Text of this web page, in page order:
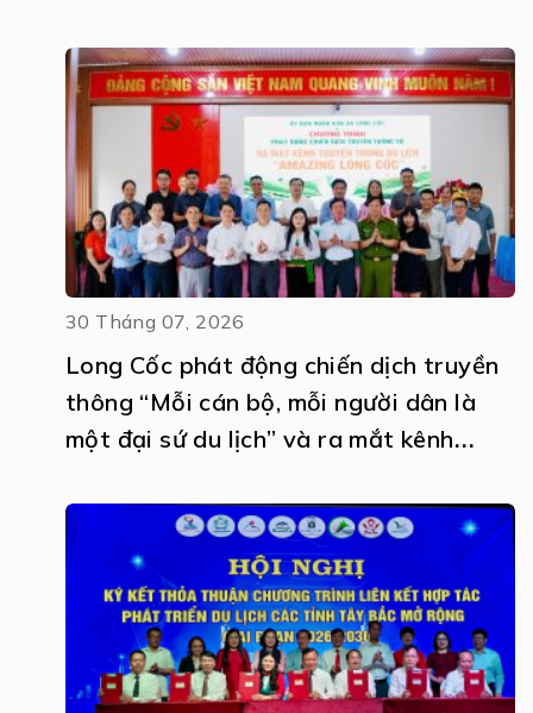
30 Tháng 07, 2026
Long Cốc phát động chiến dịch truyền
thông “Mỗi cán bộ, mỗi người dân là
một đại sứ du lịch” và ra mắt kênh